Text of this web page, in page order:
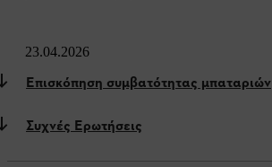
23.04.2026
Επισκόπηση συμβατότητας μπαταριών
Συχνές Ερωτήσεις